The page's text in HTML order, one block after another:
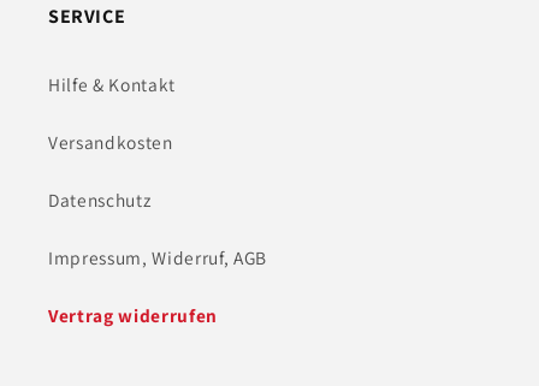
SERVICE
Hilfe & Kontakt
Versandkosten
Datenschutz
Impressum, Widerruf, AGB
Vertrag widerrufen